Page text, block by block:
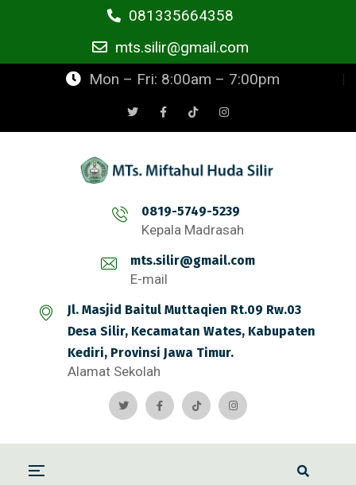
081335664358
mts.silir@gmail.com
Mon – Fri: 8:00am – 7:00pm
0819-5749-5239
Kepala Madrasah
mts.silir@gmail.com
E-mail
Jl. Masjid Baitul Muttaqien Rt.09 Rw.03
Desa Silir, Kecamatan Wates, Kabupaten
Kediri, Provinsi Jawa Timur.
Alamat Sekolah